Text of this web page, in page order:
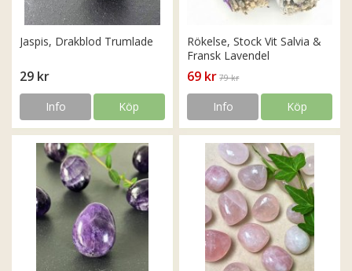
Jaspis, Drakblod Trumlade
29 kr
Info Köp
Rökelse, Stock Vit Salvia &
Fransk Lavendel
69 kr 79 kr
Info Köp